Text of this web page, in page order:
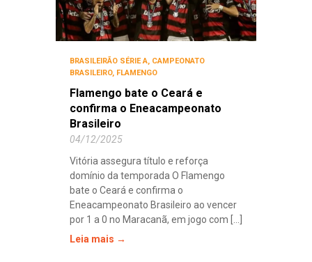
BRASILEIRÃO SÉRIE A, CAMPEONATO
BRASILEIRO, FLAMENGO
Flamengo bate o Ceará e
confirma o Eneacampeonato
Brasileiro
04/12/2025
Vitória assegura título e reforça
domínio da temporada O Flamengo
bate o Ceará e confirma o
Eneacampeonato Brasileiro ao vencer
por 1 a 0 no Maracanã, em jogo com [...]
Leia mais →